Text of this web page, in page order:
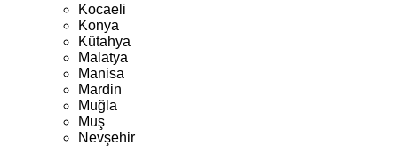
Kocaeli
Konya
Kütahya
Malatya
Manisa
Mardin
Muğla
Muş
Nevşehir